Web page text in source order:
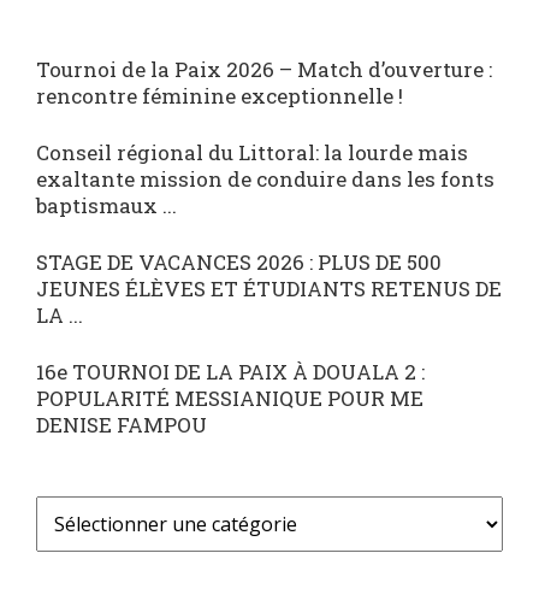
Tournoi de la Paix 2026 – Match d’ouverture :
rencontre féminine exceptionnelle !
Conseil régional du Littoral: la lourde mais
exaltante mission de conduire dans les fonts
baptismaux ...
STAGE DE VACANCES 2026 : PLUS DE 500
JEUNES ÉLÈVES ET ÉTUDIANTS RETENUS DE
LA ...
16e TOURNOI DE LA PAIX À DOUALA 2 :
POPULARITÉ MESSIANIQUE POUR ME
DENISE FAMPOU